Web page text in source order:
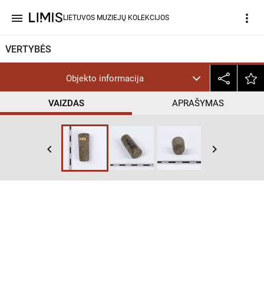
menu LIETUVOS MUZIEJŲ KOLEKCIJOS more_vert
VERTYBĖS
Objekto informacija
VAIZDAS APRAŠYMAS
keyboard_arrow_left keyboard_arrow_right